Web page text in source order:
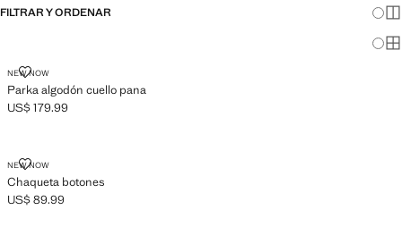
FILTRAR Y ORDENAR
NEW NOW
Parka algodón cuello pana
PARKA ALGODÓN CUELLO PANA
Precio actual [US$ 179.99 ]
US$ 179.99
NEW NOW
Chaqueta botones
CHAQUETA BOTONES
Precio actual [US$ 89.99 ]
US$ 89.99